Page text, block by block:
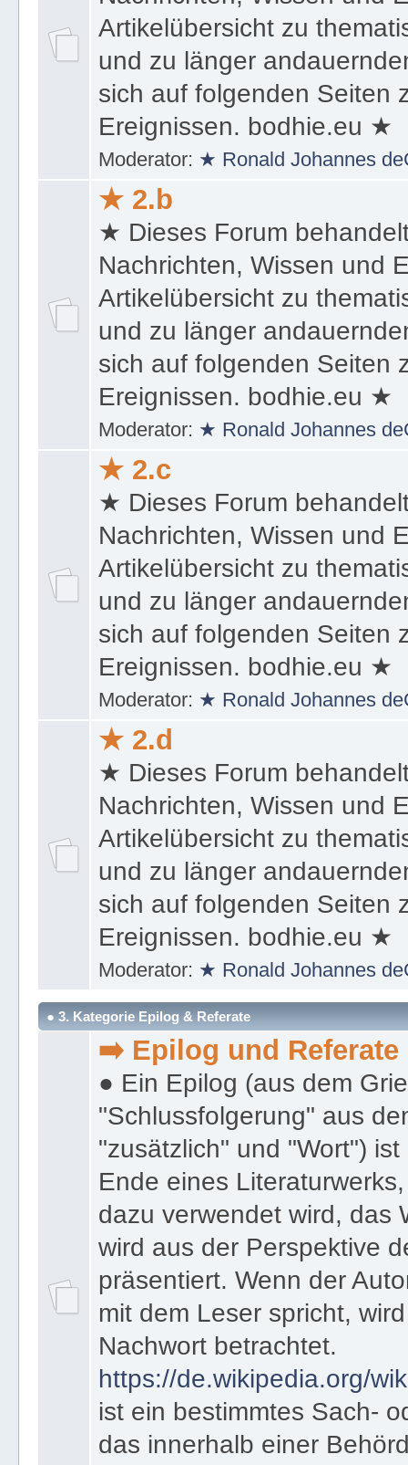
Nachrichten, Wissen und
Artikelübersicht zu
und zu länger
sich auf folgenden Seiten
Ereignissen. bodhie.eu ★
Moderator:
★ 2.b
★ Dieses Forum
Nachrichten, Wissen und
Artikelübersicht zu
und zu länger
sich auf folgenden Seiten
Ereignissen. bodhie.eu ★
Moderator:
★ 2.c
★ Dieses Forum
Nachrichten, Wissen und
Artikelübersicht zu
und zu länger
sich auf folgenden Seiten
Ereignissen. bodhie.eu ★
Moderator:
★ 2.d
★ Dieses Forum
Nachrichten, Wissen und
Artikelübersicht zu
und zu länger
sich auf folgenden Seiten
Ereignissen. bodhie.eu ★
Moderator:★ Ronald Johannes
● 3. Kategorie Epilog & Referate
➡️ Epilog und Referate
● Ein Epilog (aus dem
"Schlussfolgerung" aus
"zusätzlich" und "Wort")
Ende eines
dazu verwendet wird, das
wird aus der Perspektive
präsentiert. Wenn der
mit dem Leser spricht,
Nachwort betrachtet.
https://de.wikipedia.org/
ist ein bestimmtes Sach-